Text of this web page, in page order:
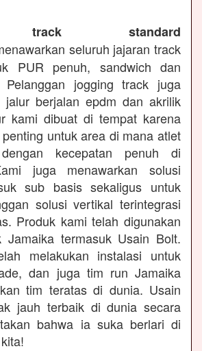
track standard
seluruh jajaran track
PUR penuh, sandwich dan
Pelanggan jogging track juga
jalur berjalan epdm dan akrilik
kami dibuat di tempat karena
untuk area di mana atlet
kecepatan penuh di
juga menawarkan solusi
sub basis sekaligus untuk
solusi vertikal terintegrasi
Produk kami telah digunakan
termasuk Usain Bolt.
melakukan instalasi untuk
dan juga tim run Jamaika
tim teratas di dunia. Usain
jauh terbaik di dunia secara
bahwa ia suka berlari di